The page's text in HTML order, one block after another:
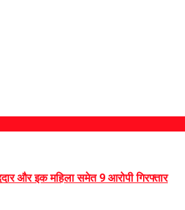
और इक महिला समेत 9 आरोपी गिरफ्तार